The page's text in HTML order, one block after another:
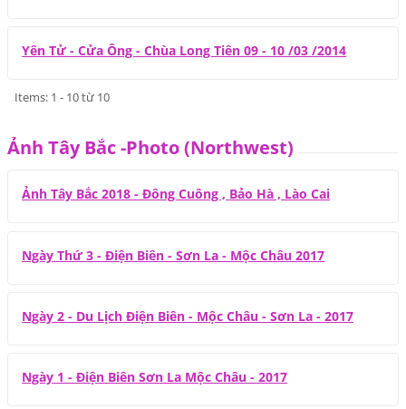
Yên Tử - Cửa Ông - Chùa Long Tiên 09 - 10 /03 /2014
Items: 1 - 10 từ 10
Ảnh Tây Bắc -Photo (Northwest)
Ảnh Tây Bắc 2018 - Đông Cuông , Bảo Hà , Lào Cai
Ngày Thứ 3 - Điện Biên - Sơn La - Mộc Châu 2017
Ngày 2 - Du Lịch Điện Biên - Mộc Châu - Sơn La - 2017
Ngày 1 - Điện Biên Sơn La Mộc Châu - 2017